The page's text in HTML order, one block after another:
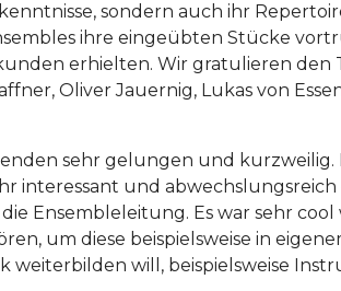
sondern auch ihr
ihre eingeübten Stücke
erhielten. Wir gratulieren
Oliver Jauernig, Lukas von
sehr gelungen und kurzweilig.
interessant und
Ensembleleitung. Es war sehr
um diese beispielsweise in
weiterbilden will, beispielsweise